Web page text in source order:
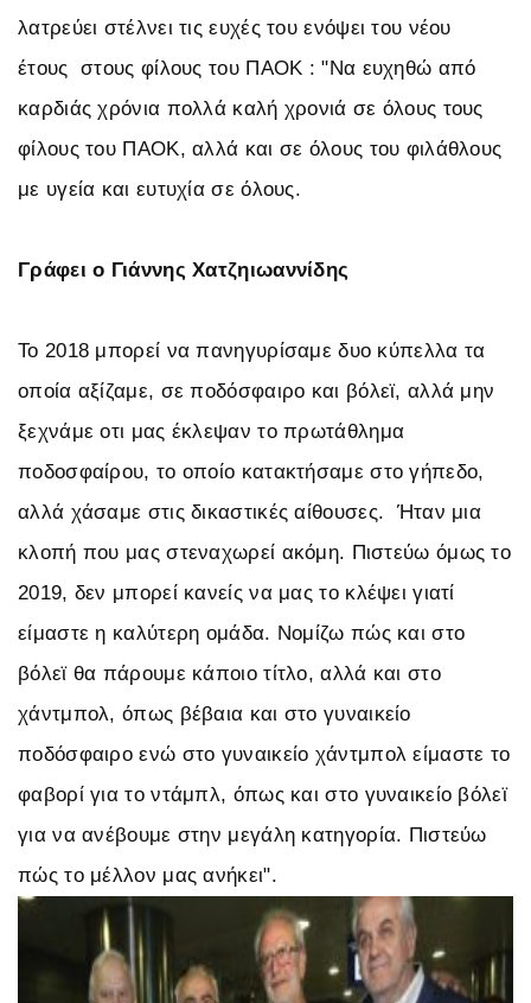
λατρεύει στέλνει τις ευχές του ενόψει του νέου
έτους στους φίλους του ΠΑΟΚ : "Να ευχηθώ από
καρδιάς χρόνια πολλά καλή χρονιά σε όλους τους
φίλους του ΠΑΟΚ, αλλά και σε όλους του φιλάθλους
με υγεία και ευτυχία σε όλους.
Γράφει ο Γιάννης Χατζηιωαννίδης
Το 2018 μπορεί να πανηγυρίσαμε δυο κύπελλα τα
οποία αξίζαμε, σε ποδόσφαιρο και βόλεϊ, αλλά μην
ξεχνάμε οτι μας έκλεψαν το πρωτάθλημα
ποδοσφαίρου, το οποίο κατακτήσαμε στο γήπεδο,
αλλά χάσαμε στις δικαστικές αίθουσες. Ήταν μια
κλοπή που μας στεναχωρεί ακόμη. Πιστεύω όμως το
2019, δεν μπορεί κανείς να μας το κλέψει γιατί
είμαστε η καλύτερη ομάδα. Νομίζω πώς και στο
βόλεϊ θα πάρουμε κάποιο τίτλο, αλλά και στο
χάντμπολ, όπως βέβαια και στο γυναικείο
ποδόσφαιρο ενώ στο γυναικείο χάντμπολ είμαστε το
φαβορί για το ντάμπλ, όπως και στο γυναικείο βόλεϊ
για να ανέβουμε στην μεγάλη κατηγορία. Πιστεύω
πώς το μέλλον μας ανήκει".